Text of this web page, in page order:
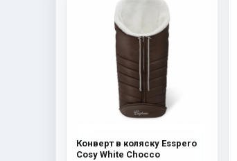
Конверт в коляску Esspero
Cosy White Chocco